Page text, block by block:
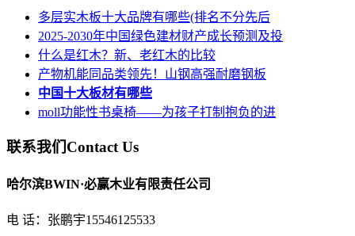
多层实木板十大品牌有哪些(排名不分先后
2025-2030年中国绿色建材财产成长预测及投
什么是红木？新、老红木的比较
产物机能同品类领先！山钢高强耐磨钢板
中国十大板材有哪些
moll功能性书桌椅——为孩子打制抱负的进
联系我们Contact Us
哈尔滨BWIN·必赢木业有限责任公司
电 话：张鹏宇15546125533